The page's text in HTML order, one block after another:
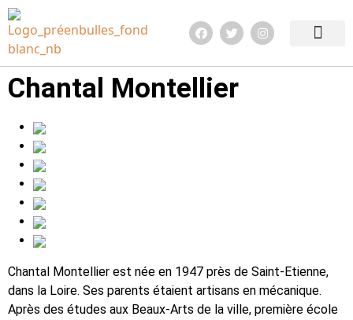
Chantal Montellier
Chantal Montellier est née en 1947 près de Saint-Etienne,
dans la Loire. Ses parents étaient artisans en mécanique.
Après des études aux Beaux-Arts de la ville, première école